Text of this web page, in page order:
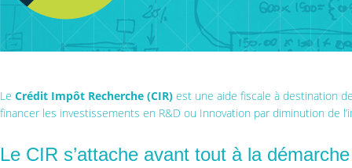
Le Crédit Impôt Recherche (CIR) est une aide fiscale à destination
financer les investissements en R&D ou Innovation par diminution de
Le CIR s’attache avant tout à la